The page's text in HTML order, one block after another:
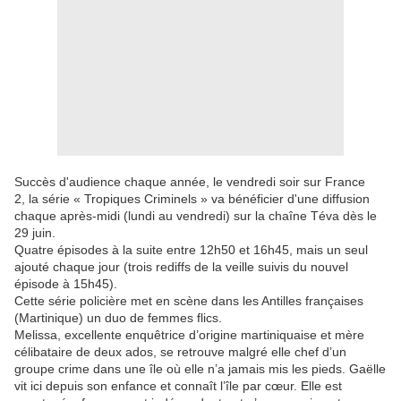
Succès d'audience chaque année, le vendredi soir sur France
2, la série « Tropiques Criminels » va bénéficier d'une diffusion
chaque après-midi (lundi au vendredi) sur la chaîne Téva dès le
29 juin.
Quatre épisodes à la suite entre 12h50 et 16h45, mais un seul
ajouté chaque jour (trois rediffs de la veille suivis du nouvel
épisode à 15h45).
Cette série policière met en scène dans les Antilles françaises
(Martinique) un duo de femmes flics.
Melissa, excellente enquêtrice d’origine martiniquaise et mère
célibataire de deux ados, se retrouve malgré elle chef d’un
groupe crime dans une île où elle n’a jamais mis les pieds. Gaëlle
vit ici depuis son enfance et connaît l’île par cœur. Elle est